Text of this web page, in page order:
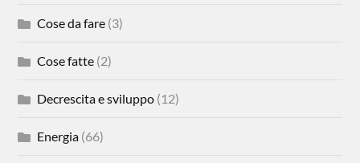
Cose da fare (3)
Cose fatte (2)
Decrescita e sviluppo (12)
Energia (66)